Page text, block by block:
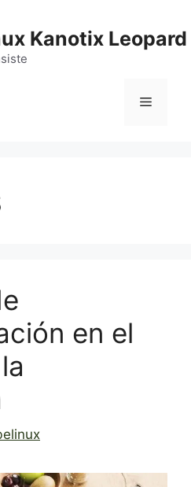
Kanotix Leopard
Menú
en el